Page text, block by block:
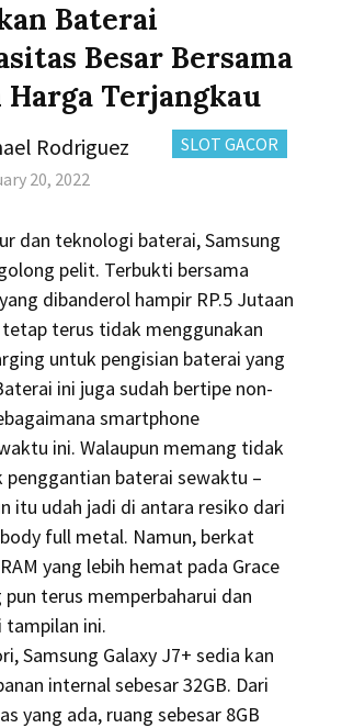
Baterai
Besar Bersama
Harga Terjangkau
CATEGORIES:
SLOT GACOR
Rodriguez
20, 2022
dan teknologi baterai, Samsung
pelit. Terbukti bersama
dibanderol hampir RP.5 Jutaan
tetap terus tidak menggunakan
untuk pengisian baterai yang
ini juga sudah bertipe non-
smartphone
ini. Walaupun memang tidak
penggantian baterai sewaktu –
itu udah jadi di antara resiko dari
full metal. Namun, berkat
yang lebih hemat pada Grace
pun terus memperbaharui dan
tampilan ini.
Samsung Galaxy J7+ sedia kan
internal sebesar 32GB. Dari
yang ada, ruang sebesar 8GB